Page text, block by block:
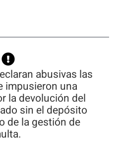
abusivas las
impusieron una
la devolución del
sin el depósito
de la gestión de